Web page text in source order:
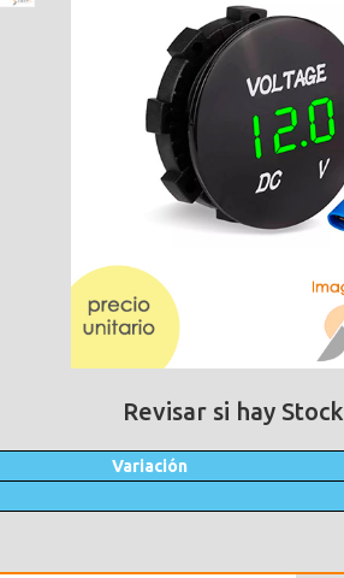
Revisar si hay Stock
Variación